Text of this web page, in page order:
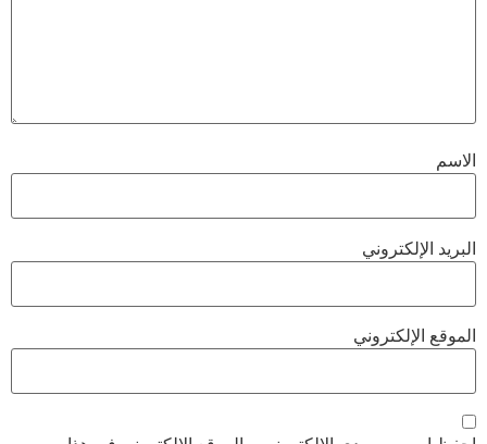
الاسم
البريد الإلكتروني
الموقع الإلكتروني